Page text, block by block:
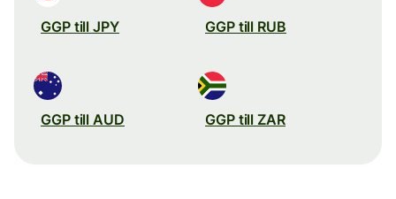
GGP till JPY GGP till RUB
GGP till AUD GGP till ZAR